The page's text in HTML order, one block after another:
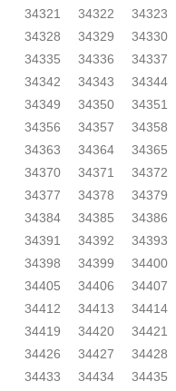
34321
34322 34323
34328
34329 34330
34335
34336 34337
34342
34343 34344
34349
34350 34351
34356
34357 34358
34363
34364 34365
34370
34371 34372
34377
34378 34379
34384
34385 34386
34391
34392 34393
34398
34399 34400
34405
34406 34407
34412
34413 34414
34419
34420 34421
34426
34427 34428
34433
34434 34435